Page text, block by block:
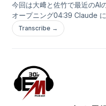
今回は大﨑と佐竹で最近の
オープニング04:39 Claude
きた30:52 IT業界の荒波(
LISTENで開く
Transcribe →